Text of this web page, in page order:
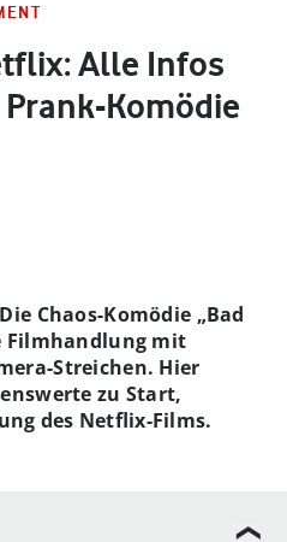
Alle Infos
Komödie
Chaos-Komödie „Bad
Filmhandlung mit
Streichen. Hier
zu Start,
des Netflix-Films.